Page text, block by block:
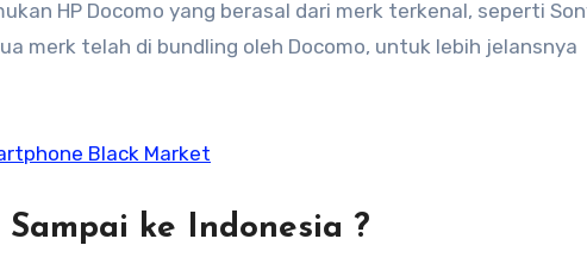
HP Docomo yang berasal dari merk terkenal, seperti
merk telah di bundling oleh Docomo, untuk lebih jelansnya
Black Market
ke Indonesia ?